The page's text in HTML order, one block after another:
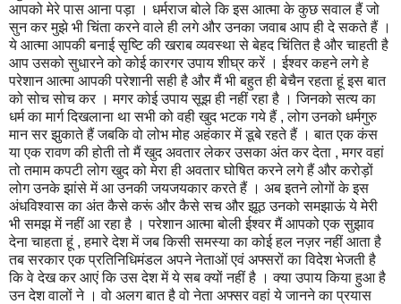
आपको मेरे पास आना पड़ा । धर्मराज बोले कि इस आत्मा के कुछ सवाल हैं जो
सुन कर मुझे भी चिंता करने वाले ही लगे और उनका जवाब आप ही दे सकते हैं ।
ये आत्मा आपकी बनाई सृष्टि की खराब व्यवस्था से बेहद चिंतित है और चाहती है
आप उसको सुधारने को कोई कारगर उपाय शीघ्र करें । ईश्वर कहने लगे हे
परेशान आत्मा आपकी परेशानी सही है और मैं भी बहुत ही बेचैन रहता हूं इस बात
को सोच सोच कर । मगर कोई उपाय सूझ ही नहीं रहा है । जिनको सत्य का
धर्म का मार्ग दिखलाना था सभी को वही खुद भटक गये हैं , लोग उनको धर्मगुरु
मान सर झुकाते हैं जबकि वो लोभ मोह अहंकार में डूबे रहते हैं । बात एक कंस
या एक रावण की होती तो मैं खुद अवतार लेकर उसका अंत कर देता , मगर वहां
तो तमाम कपटी लोग खुद को मेरा ही अवतार घोषित करने लगे हैं और करोड़ों
लोग उनके झांसे में आ उनकी जयजयकार करते हैं । अब इतने लोगों के इस
अंधविश्वास का अंत कैसे करूं और कैसे सच और झूठ उनको समझाऊं ये मेरी
भी समझ में नहीं आ रहा है । परेशान आत्मा बोली ईश्वर मैं आपको एक सुझाव
देना चाहता हूं , हमारे देश में जब किसी समस्या का कोई हल नज़र नहीं आता है
तब सरकार एक प्रतिनिधिमंडल अपने नेताओं एवं अफ्सरों का विदेश भेजती है
कि वे देख कर आएं कि उस देश में ये सब क्यों नहीं है । क्या उपाय किया हुआ है
उन देश वालों ने । वो अलग बात है वो नेता अफ्सर वहां ये जानने का प्रयास